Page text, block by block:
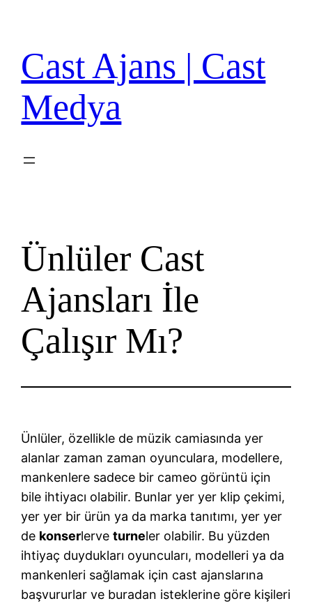
Cast Ajans | Cast
Medya
Ünlüler Cast
Ajansları İle
Çalışır Mı?
Ünlüler, özellikle de müzik camiasında yer
alanlar zaman zaman oyunculara, modellere,
mankenlere sadece bir cameo görüntü için
bile ihtiyacı olabilir. Bunlar yer yer klip çekimi,
yer yer bir ürün ya da marka tanıtımı, yer yer
de konserlerveturneler olabilir. Bu yüzden
ihtiyaç duydukları oyuncuları, modelleri ya da
mankenleri sağlamak için cast ajanslarına
başvururlar ve buradan isteklerine göre kişileri